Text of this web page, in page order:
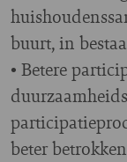
buurt, in
• Betere
beter